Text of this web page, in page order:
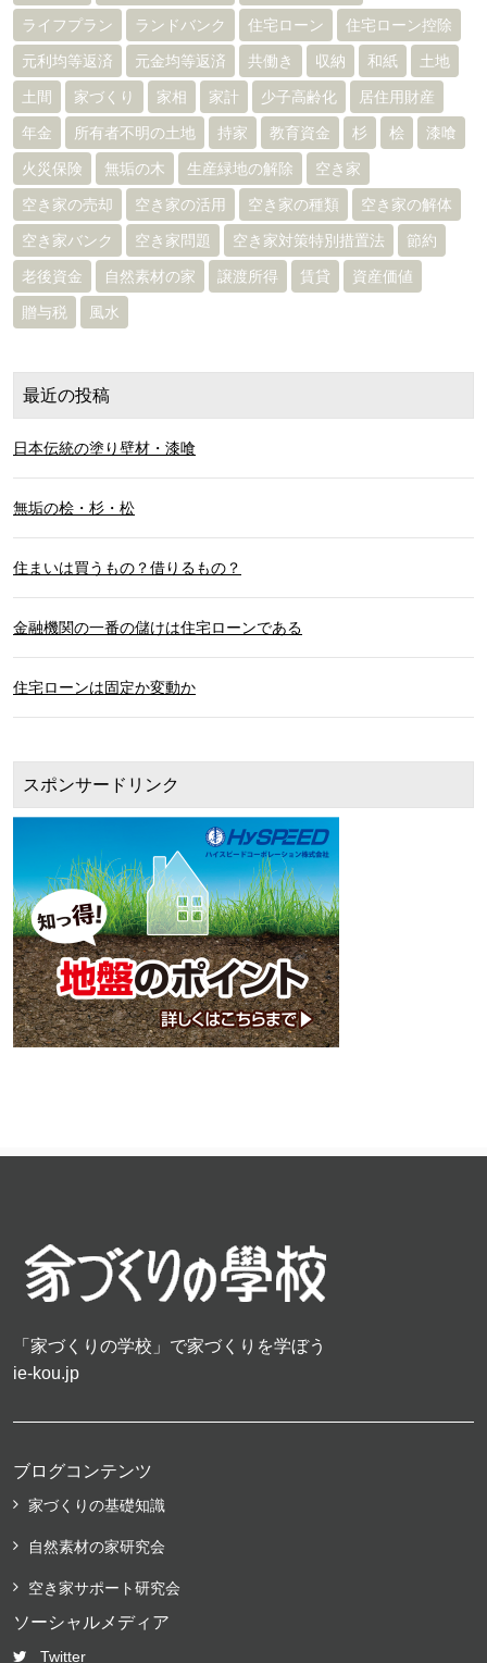
ライフプラン ランドバンク 住宅ローン 住宅ローン控除
元利均等返済 元金均等返済 共働き 収納 和紙 土地
土間 家づくり 家相 家計 少子高齢化 居住用財産
年金 所有者不明の土地 持家 教育資金 杉 桧 漆喰
火災保険 無垢の木 生産緑地の解除 空き家
空き家の売却 空き家の活用 空き家の種類 空き家の解体
空き家バンク 空き家問題 空き家対策特別措置法 節約
老後資金 自然素材の家 譲渡所得 賃貸 資産価値
贈与税 風水
最近の投稿
日本伝統の塗り壁材・漆喰
無垢の桧・杉・松
住まいは買うもの？借りるもの？
金融機関の一番の儲けは住宅ローンである
住宅ローンは固定か変動か
スポンサードリンク
「家づくりの学校」で家づくりを学ぼう
ie-kou.jp
ブログコンテンツ
家づくりの基礎知識
自然素材の家研究会
空き家サポート研究会
ソーシャルメディア
Twitter